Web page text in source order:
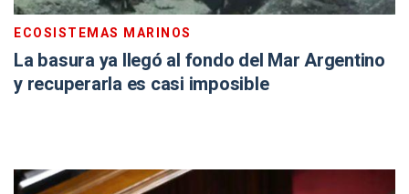
ECOSISTEMAS MARINOS
La basura ya llegó al fondo del Mar Argentino
y recuperarla es casi imposible